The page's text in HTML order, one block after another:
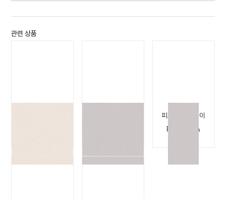
관련 상품
피그멘타 그레이
PIGMENTA